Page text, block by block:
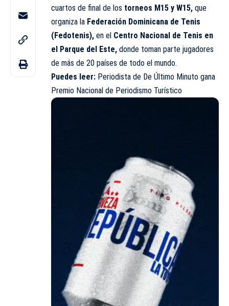
cuartos de final de los torneos M15 y W15, que
organiza la Federación Dominicana de Tenis
(Fedotenis), en el Centro Nacional de Tenis en
el Parque del Este, donde toman parte jugadores
de más de 20 países de todo el mundo.
Puedes leer: Periodista de De Último Minuto gana
Premio Nacional de Periodismo Turístico